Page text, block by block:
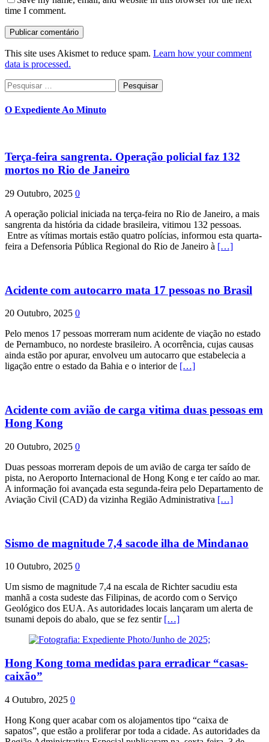
time I comment.
This site uses Akismet to reduce spam. Learn how your comment
data is processed.
Pesquisar
por:
O Expediente Ao Minuto
Terça-feira sangrenta. Operação policial faz 132
mortos no Rio de Janeiro
29 Outubro, 2025 0
A operação policial iniciada na terça-feira no Rio de Janeiro, a mais
sangrenta da história da cidade brasileira, vitimou 132 pessoas.
Entre as vítimas mortais estão quatro polícias, informou esta quarta-
feira a Defensoria Pública Regional do Rio de Janeiro à […]
Acidente com autocarro mata 17 pessoas no Brasil
20 Outubro, 2025 0
Pelo menos 17 pessoas morreram num acidente de viação no estado
de Pernambuco, no nordeste brasileiro. A ocorrência, cujas causas
ainda estão por apurar, envolveu um autocarro que estabelecia a
ligação entre o estado da Bahia e o interior de […]
Acidente com avião de carga vitima duas pessoas em
Hong Kong
20 Outubro, 2025 0
Duas pessoas morreram depois de um avião de carga ter saído de
pista, no Aeroporto Internacional de Hong Kong e ter caído ao mar.
A informação foi avançada esta segunda-feira pelo Departamento de
Aviação Civil (CAD) da vizinha Região Administrativa […]
Sismo de magnitude 7,4 sacode ilha de Mindanao
10 Outubro, 2025 0
Um sismo de magnitude 7,4 na escala de Richter sacudiu esta
manhã a costa sudeste das Filipinas, de acordo com o Serviço
Geológico dos EUA. As autoridades locais lançaram um alerta de
tsunami depois do abalo, que se fez sentir […]
Hong Kong toma medidas para erradicar “casas-
caixão”
4 Outubro, 2025 0
Hong Kong quer acabar com os alojamentos tipo “caixa de
sapatos”, que estão a proliferar por toda a cidade. As autoridades da